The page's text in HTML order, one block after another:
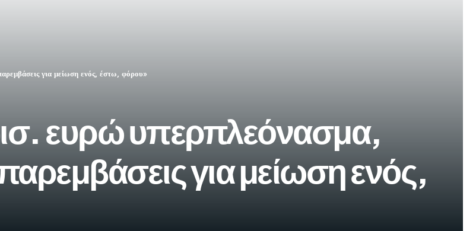
για μείωση ενός, έστω, φόρου»
ευρώ υπερπλεόνασμα,
για μείωση ενός,